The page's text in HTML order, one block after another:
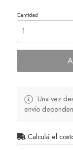
Cantidad
Una vez
envío
Calculá el